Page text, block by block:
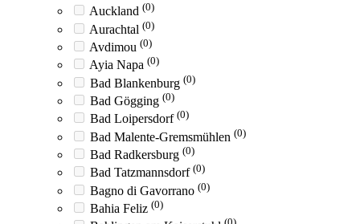
Auckland (0)
Aurachtal (0)
Avdimou (0)
Ayia Napa (0)
Bad Blankenburg (0)
Bad Gögging (0)
Bad Loipersdorf (0)
Bad Malente-Gremsmühlen (0)
Bad Radkersburg (0)
Bad Tatzmannsdorf (0)
Bagno di Gavorrano (0)
Bahia Feliz (0)